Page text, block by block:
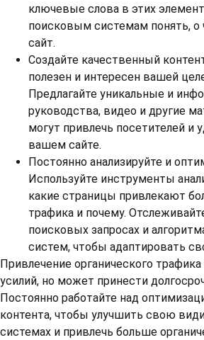
ключевые слова в этих
поисковым системам понять,
сайт.
Создайте качественный
полезен и интересен вашей
Предлагайте уникальные и
руководства, видео и другие
могут привлечь посетителей и
вашем сайте.
Постоянно анализируйте и
Используйте инструменты
какие страницы привлекают
трафика и почему.
поисковых запросах и
систем, чтобы адаптировать
Привлечение органического
усилий, но может принести
Постоянно работайте над
контента, чтобы улучшить свою
системах и привлечь больше